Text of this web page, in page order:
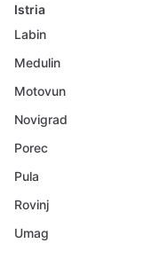
Istria
Labin
Medulin
Motovun
Novigrad
Porec
Pula
Rovinj
Umag